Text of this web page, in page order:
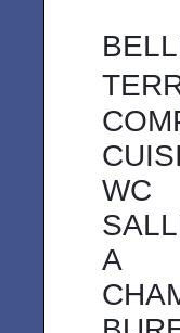
WC
A